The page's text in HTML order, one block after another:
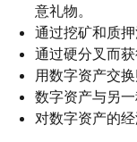
意礼物。
通过挖矿和质
通过硬分叉而获
用数字资产交换
数字资产与另
对数字资产的经